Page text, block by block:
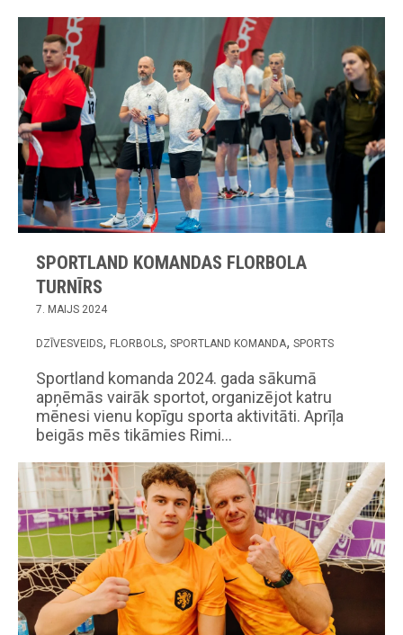
SPORTLAND KOMANDAS FLORBOLA
TURNĪRS
7. MAIJS 2024
DZĪVESVEIDS FLORBOLS SPORTLAND KOMANDA SPORTS
Sportland komanda 2024. gada sākumā
apņēmās vairāk sportot, organizējot katru
mēnesi vienu kopīgu sporta aktivitāti. Aprīļa
beigās mēs tikāmies Rimi…